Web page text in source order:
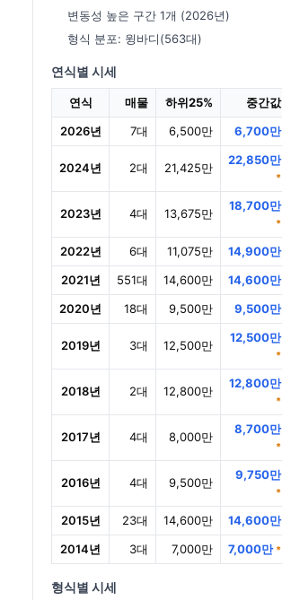
변동성 높은 구간 1개 (2026년)
형식 분포: 윙바디(563대)
연식별 시세
연식 매물 하위25% 중간값
2026년
7대 6,500만 6,700만
2024년 2대 21,425만
22,850만
*
2023년 4대 13,675만
18,700만
*
2022년 6대 11,075만 14,900만
2021년
551대 14,600만 14,600만
2020년
18대 9,500만 9,500만
2019년 3대 12,500만
12,500만
*
2018년 2대 12,800만
12,800만
*
2017년 4대 8,000만
8,700만
*
2016년 4대 9,500만
9,750만
*
2015년 23대 14,600만 14,600만
2014년
3대 7,000만 7,000만 *
형식별 시세